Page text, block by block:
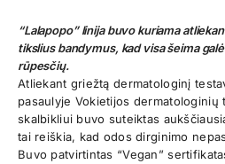
“Lalapopo” linija buvo kuriama
tikslius bandymus, kad visa šeima
rūpesčių.
Atliekant griežtą dermatologinį
pasaulyje Vokietijos dermatologinių
skalbikliui buvo suteiktas
tai reiškia, kad odos dirginimo
Buvo patvirtintas “Vegan”